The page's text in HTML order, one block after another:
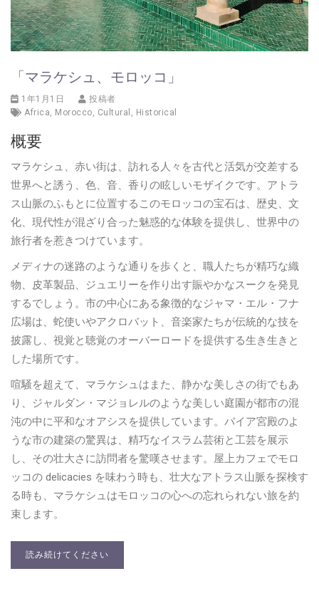
「マラケシュ、モロッコ」
1年1月1日
投稿者
Africa, Morocco, Cultural , Historical
概要
マラケシュ、赤い街は、訪れる人々を古代と活気が交差する
世界へと誘う、色、音、香りの眩しいモザイクです。アトラ
ス山脈のふもとに位置するこのモロッコの宝石は、歴史、文
化、現代性が混ざり合った魅惑的な体験を提供し、世界中の
旅行者を惹きつけています。
メディナの迷路のような通りを歩くと、職人たちが精巧な織
物、皮革製品、ジュエリーを作り出す賑やかなスークを発見
するでしょう。市の中心にある象徴的なジャマ・エル・フナ
広場は、蛇使いやアクロバット、音楽家たちが伝統的な技を
披露し、視覚と聴覚のオーバーロードを提供する生き生きと
した場所です。
喧騒を超えて、マラケシュはまた、静かな美しさの街でもあ
り、ジャルダン・マジョレルのような美しい庭園が都市の混
沌の中に平和なオアシスを提供しています。バイア宮殿のよ
うな市の建築の驚異は、精巧なイスラム芸術と工芸を展示
し、その壮大さに訪問者を驚嘆させます。屋上カフェでモロ
ッコの delicacies を味わう時も、壮大なアトラス山脈を探検す
る時も、マラケシュはモロッコの心への忘れられない旅を約
束します。
読み続けてください